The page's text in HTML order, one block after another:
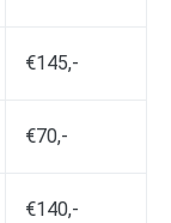
€145,-
€70,-
€140,-